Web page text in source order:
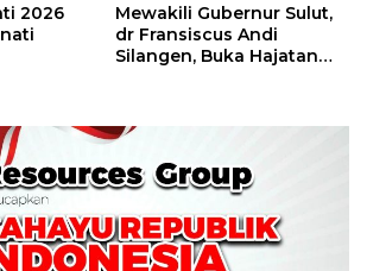
2026
Mewakili Gubernur Sulut,
dr Fransiscus Andi
Silangen, Buka Hajatan